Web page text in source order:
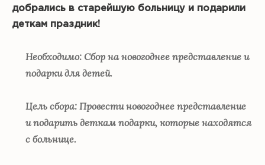
добрались в старейшую больницу и подарили
деткам праздник!
Необходимо: Сбор на новогоднее представление и
подарки для детей.
Цель сбора: Провести новогоднее представление
и подарить деткам подарки, которые находятся
с больнице.